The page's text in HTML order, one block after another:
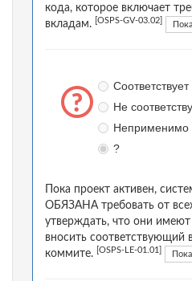
кода, которое включает
вкладам.
[OSPS-GV-03.02]
Соответствует
Не
Неприменимо
?
Пока проект активен,
ОБЯЗАНА требовать от
утверждать, что они имеют
вносить соответствующий
коммите.
[OSPS-LE-01.01]